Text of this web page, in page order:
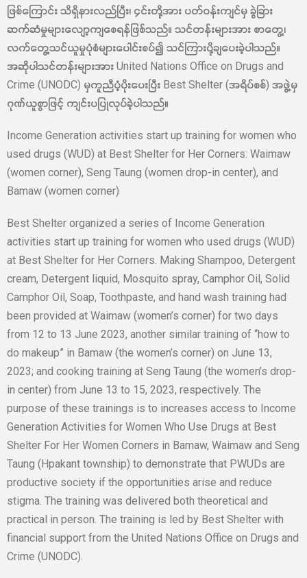
ဖြစ်ကြောင်း သိရှိနားလည်ပြီး၊ ၄င်းတို့အား ပတ်ဝန်းကျင်မှ ခွဲခြား
ဆက်ဆံမှုများလျော့ကျစေရန်ဖြစ်သည်။ သင်တန်းများအား စာတွေ့၊
လက်တွေ့သင်ယူမှုပုံစံများပေါင်းစပ်၍ သင်ကြားပို့ချပေးခဲ့ပါသည်။
အဆိုပါသင်တန်းများအား United Nations Office on Drugs and
Crime (UNODC) မှကူညီပံ့ပိုးပေးပြီး Best Shelter (အရိပ်စစ်) အဖွဲ့မှ
ဂုဏ်ယူစွာဖြင့် ကျင်းပပြုလုပ်ခဲ့ပါသည်။
Income Generation activities start up training for women who
used drugs (WUD) at Best Shelter for Her Corners: Waimaw
(women corner), Seng Taung (women drop-in center), and
Bamaw (women corner)
Best Shelter organized a series of Income Generation
activities start up training for women who used drugs (WUD)
at Best Shelter for Her Corners. Making Shampoo, Detergent
cream, Detergent liquid, Mosquito spray, Camphor Oil, Solid
Camphor Oil, Soap, Toothpaste, and hand wash training had
been provided at Waimaw (women’s corner) for two days
from 12 to 13 June 2023, another similar training of “how to
do makeup” in Bamaw (the women’s corner) on June 13,
2023; and cooking training at Seng Taung (the women’s drop-
in center) from June 13 to 15, 2023, respectively. The
purpose of these trainings is to increases access to Income
Generation Activities for Women Who Use Drugs at Best
Shelter For Her Women Corners in Bamaw, Waimaw and Seng
Taung (Hpakant township) to demonstrate that PWUDs are
productive society if the opportunities arise and reduce
stigma. The training was delivered both theoretical and
practical in person. The training is led by Best Shelter with
financial support from the United Nations Office on Drugs and
Crime (UNODC).